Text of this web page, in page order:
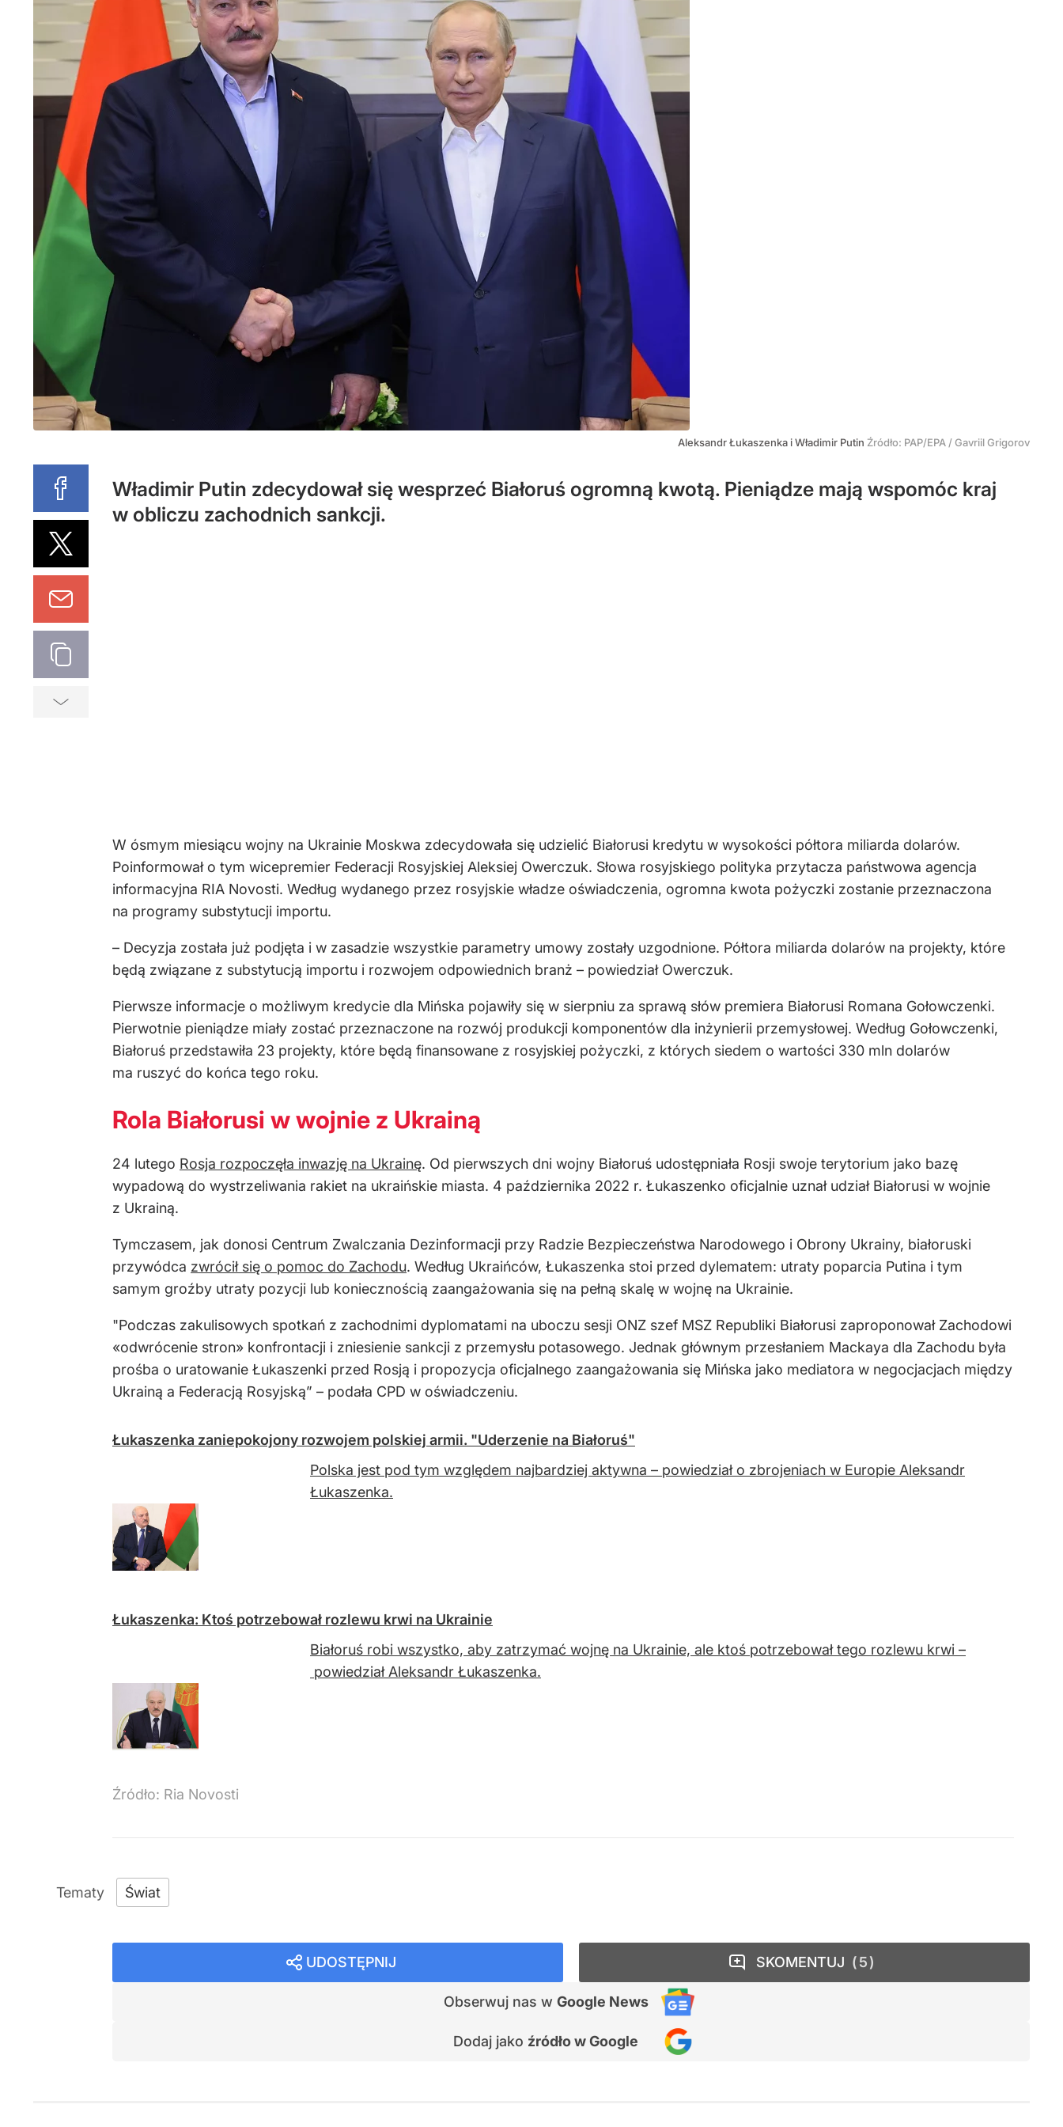
Aleksandr Łukaszenka i Władimir Putin Źródło: PAP/EPA /Gavriil Grigorov
Władimir Putin zdecydował się wesprzeć Białoruś ogromną kwotą. Pieniądze mają wspomóc kraj
w obliczu zachodnich sankcji.
W ósmym miesiącu wojny na Ukrainie Moskwa zdecydowała się udzielić Białorusi kredytu w wysokości półtora miliarda dolarów.
Poinformował o tym wicepremier Federacji Rosyjskiej Aleksiej Owerczuk. Słowa rosyjskiego polityka przytacza państwowa agencja
informacyjna RIA Novosti. Według wydanego przez rosyjskie władze oświadczenia, ogromna kwota pożyczki zostanie przeznaczona
na programy substytucji importu.
– Decyzja została już podjęta i w zasadzie wszystkie parametry umowy zostały uzgodnione. Półtora miliarda dolarów na projekty, które
będą związane z substytucją importu i rozwojem odpowiednich branż – powiedział Owerczuk.
Pierwsze informacje o możliwym kredycie dla Mińska pojawiły się w sierpniu za sprawą słów premiera Białorusi Romana Gołowczenki.
Pierwotnie pieniądze miały zostać przeznaczone na rozwój produkcji komponentów dla inżynierii przemysłowej. Według Gołowczenki,
Białoruś przedstawiła 23 projekty, które będą finansowane z rosyjskiej pożyczki, z których siedem o wartości 330 mln dolarów
ma ruszyć do końca tego roku.
Rola Białorusi w wojnie z Ukrainą
24 lutego Rosja rozpoczęła inwazję na Ukrainę. Od pierwszych dni wojny Białoruś udostępniała Rosji swoje terytorium jako bazę
wypadową do wystrzeliwania rakiet na ukraińskie miasta. 4 października 2022 r. Łukaszenko oficjalnie uznał udział Białorusi w wojnie
z Ukrainą.
Tymczasem, jak donosi Centrum Zwalczania Dezinformacji przy Radzie Bezpieczeństwa Narodowego i Obrony Ukrainy, białoruski
przywódca zwrócił się o pomoc do Zachodu. Według Ukraińców, Łukaszenka stoi przed dylematem: utraty poparcia Putina i tym
samym groźby utraty pozycji lub koniecznością zaangażowania się na pełną skalę w wojnę na Ukrainie.
"Podczas zakulisowych spotkań z zachodnimi dyplomatami na uboczu sesji ONZ szef MSZ Republiki Białorusi zaproponował Zachodowi
«odwrócenie stron» konfrontacji i zniesienie sankcji z przemysłu potasowego. Jednak głównym przesłaniem Mackaya dla Zachodu była
prośba o uratowanie Łukaszenki przed Rosją i propozycja oficjalnego zaangażowania się Mińska jako mediatora w negocjacjach między
Ukrainą a Federacją Rosyjską” – podała CPD w oświadczeniu.
Łukaszenka zaniepokojony rozwojem polskiej armii. "Uderzenie na Białoruś"
Polska jest pod tym względem najbardziej aktywna – powiedział o zbrojeniach w Europie Aleksandr
Łukaszenka.
Łukaszenka: Ktoś potrzebował rozlewu krwi na Ukrainie
Białoruś robi wszystko, aby zatrzymać wojnę na Ukrainie, ale ktoś potrzebował tego rozlewu krwi –
powiedział Aleksandr Łukaszenka.
Źródło: Ria Novosti
Świat
UDOSTĘPNIJ
Obserwuj nas w Google News
Dodaj jako źródło w Google
SKOMENTUJ 5